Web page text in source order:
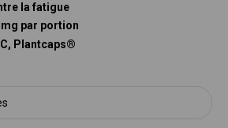
la fatigue
par portion
Plantcaps®